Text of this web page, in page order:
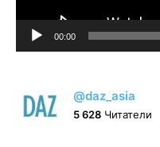
00:00
@daz_asia
5 628 Читатели